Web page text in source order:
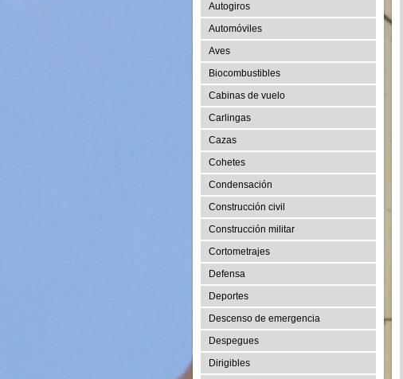
Autogiros
Automóviles
Aves
Biocombustibles
Cabinas de vuelo
Carlingas
Cazas
Cohetes
Condensación
Construcción civil
Construcción militar
Cortometrajes
Defensa
Deportes
Descenso de emergencia
Despegues
Dirigibles